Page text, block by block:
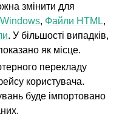
змінити для
, Файли HTML,
. У більшості випадків,
як місце.
перекладу
користувача.
буде імпортовано